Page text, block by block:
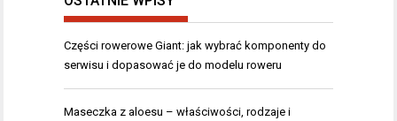
Części rowerowe Giant: jak wybrać komponenty do
serwisu i dopasować je do modelu roweru
Maseczka z aloesu – właściwości, rodzaje i